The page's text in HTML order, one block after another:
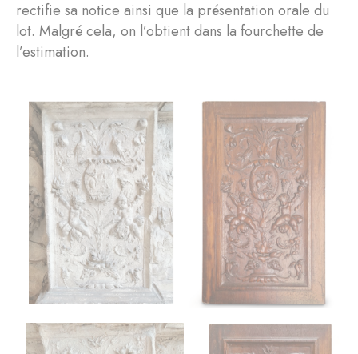
rectifie sa notice ainsi que la présentation orale du
lot. Malgré cela, on l’obtient dans la fourchette de
l’estimation.